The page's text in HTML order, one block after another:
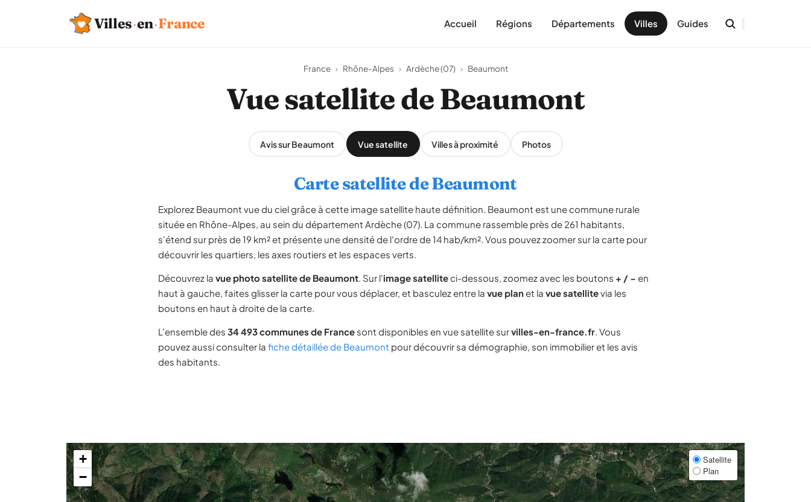
Villes·en·France Accueil Régions Départements Villes Guides
France › Rhône-Alpes › Ardèche (07) › Beaumont
Vue satellite de Beaumont
Avis sur Beaumont Vue satellite Villes à proximité Photos
Carte satellite de Beaumont
Explorez Beaumont vue du ciel grâce à cette image satellite haute définition. Beaumont est une commune rurale
située en Rhône-Alpes, au sein du département Ardèche (07). La commune rassemble près de 261 habitants,
s'étend sur près de 19 km² et présente une densité de l'ordre de 14 hab/km². Vous pouvez zoomer sur la carte pour
découvrir les quartiers, les axes routiers et les espaces verts.
Découvrez la vue photo satellite de Beaumont. Sur l'image satelliteci-dessous, zoomez avec les boutons + / − en
haut à gauche, faites glisser la carte pour vous déplacer, et basculez entre la vue planet la vue satellitevia les
boutons en haut à droite de la carte.
L'ensemble des 34 493 communes de France sont disponibles en vue satellite survilles-en-france.fr. Vous
pouvez aussi consulter la fiche détaillée de Beaumont pour découvrir sa démographie, son immobilier et les avis
des habitants.
+
−
Satellite
Plan